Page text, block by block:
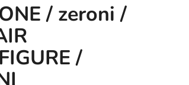
/ zeroni /
/